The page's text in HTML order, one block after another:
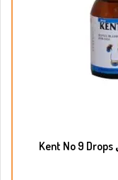
Kent No 9 Drops گردے اور مثانے کی بیماری (Kidney &